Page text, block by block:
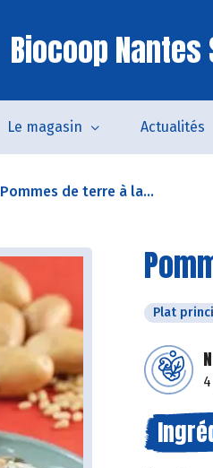
Biocoop Nantes
Le magasin Actualités
Pommes de terre à la...
Plat